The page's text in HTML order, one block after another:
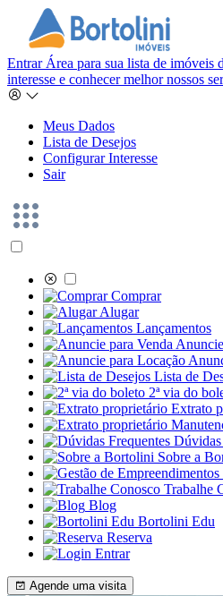
Entrar Área para sua lista de imóveis
interesse e conhecer melhor nossos
Meus Dados
Lista de Desejos
Configurar Interesse
Sair
Comprar
Alugar
Lançamentos
Lista de
2ª via do
Extrato
Dúvidas
Sobre a
Trabalhe
Blog
Bortolini Edu
Reserva
Entrar
Agende uma visita